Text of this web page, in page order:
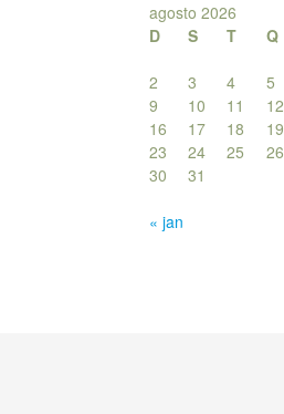
agosto 2026
D
S T Q
2
3 4 5
9
10 11 12
16
17 18 19
23
24 25 26
30
31
« jan